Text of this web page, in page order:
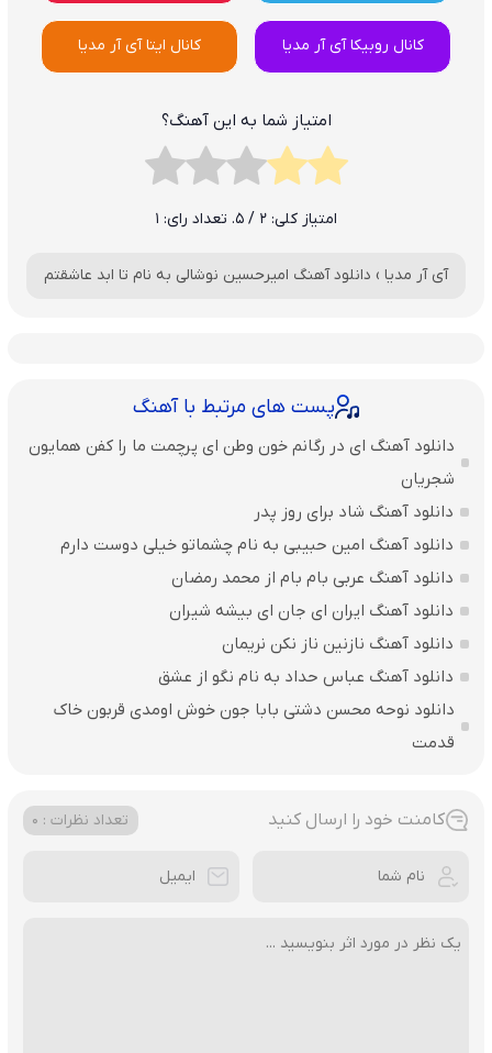
کانال روبیکا آی آر مدیا کانال ایتا آی آر مدیا
امتیاز شما به این آهنگ؟
امتیاز کلی: 2 / 5. تعداد رای: 1
آی آر مدیا › دانلود آهنگ امیرحسین نوشالی به نام تا ابد عاشقتم
پست های مرتبط با آهنگ
دانلود آهنگ ای در رگانم خون وطن ای پرچمت ما را کفن همایون
شجریان
دانلود آهنگ شاد برای روز پدر
دانلود آهنگ امین حبیبی به نام چشماتو خیلی دوست دارم
دانلود آهنگ عربی بام بام از محمد رمضان
دانلود آهنگ ایران ای جان ای بیشه شیران
دانلود آهنگ نازنین ناز نکن نریمان
دانلود آهنگ عباس حداد به نام نگو از عشق
دانلود نوحه محسن دشتی بابا جون خوش اومدی قربون خاک
قدمت
کامنت خود را ارسال کنید تعداد نظرات : 0